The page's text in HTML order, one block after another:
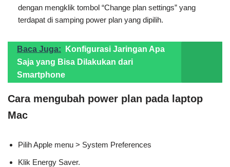
dengan mengklik tombol “Change plan settings” yang
terdapat di samping power plan yang dipilih.
Baca Juga:
Konfigurasi Jaringan Apa
Saja yang Bisa Dilakukan dari
Smartphone
Cara mengubah power plan pada laptop
Mac
Pilih Apple menu > System Preferences
Klik Energy Saver.